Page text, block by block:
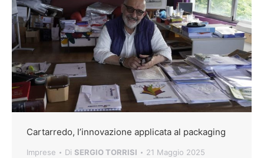
Cartarredo, l’innovazione applicata al packaging
Imprese Di SERGIO TORRISI 21 Maggio 2025